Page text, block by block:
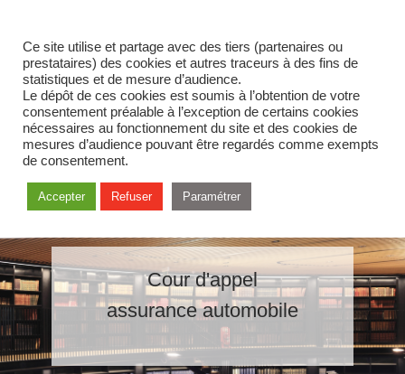
Cour d'appel
assurance automobile
Ce site utilise et partage avec des tiers (partenaires ou
prestataires) des cookies et autres traceurs à des fins de
statistiques et de mesure d’audience.
Le dépôt de ces cookies est soumis à l’obtention de votre
consentement préalable à l’exception de certains cookies
nécessaires au fonctionnement du site et des cookies de
mesures d’audience pouvant être regardés comme exempts
de consentement.
Accepter Refuser Paramétrer